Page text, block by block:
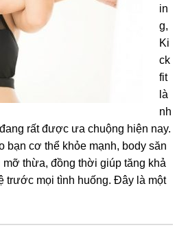
in
g,
Ki
ck
fit
là
nh
rất được ưa chuộng hiện nay.
bạn cơ thể khỏe mạnh, body săn
mỡ thừa, đồng thời giúp tăng khả
trước mọi tình huống. Đây là một